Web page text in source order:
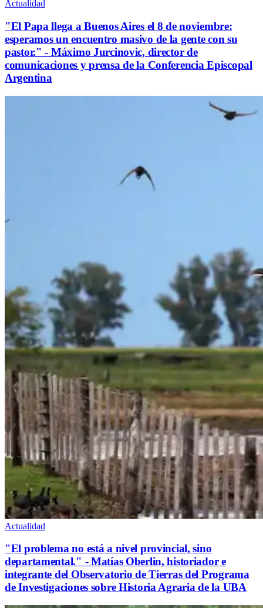
Actualidad
"El Papa llega a Buenos Aires el 8 de noviembre:
esperamos un encuentro masivo de la gente con su
pastor." - Máximo Jurcinovic, director de
comunicaciones y prensa de la Conferencia Episcopal
Argentina
Actualidad
"El problema no está a nivel provincial, sino
departamental." - Matías Oberlin, historiador e
integrante del Observatorio de Tierras del Programa
de Investigaciones sobre Historia Agraria de la UBA